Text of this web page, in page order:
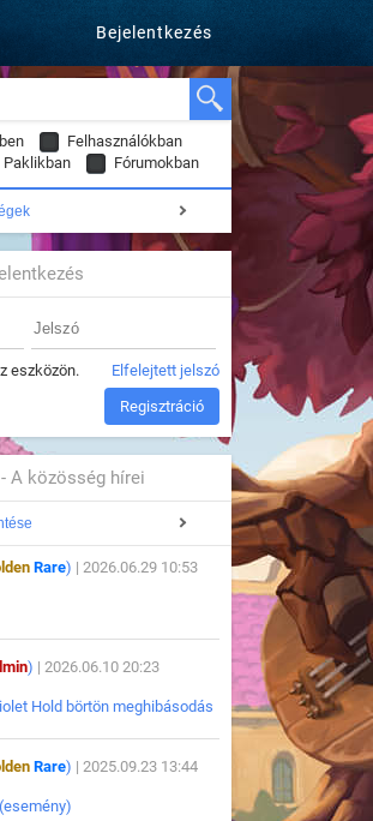
Bejelentkezés
Felhasználókban
Paklikban Fórumokban
eszközön. Elfelejtett jelszó
Regisztráció
A közösség hírei
Rare) | 2026.06.29 10:53
) | 2026.06.10 20:23
Hold börtön meghibásodás
Rare) | 2025.09.23 13:44